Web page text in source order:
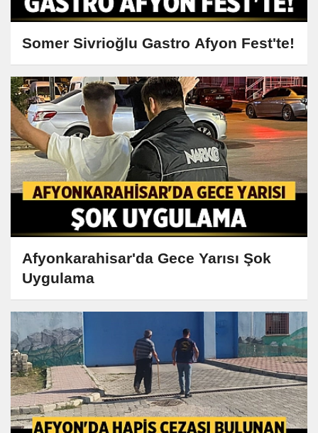
Somer Sivrioğlu Gastro Afyon Fest'te!
Afyonkarahisar'da Gece Yarısı Şok
Uygulama